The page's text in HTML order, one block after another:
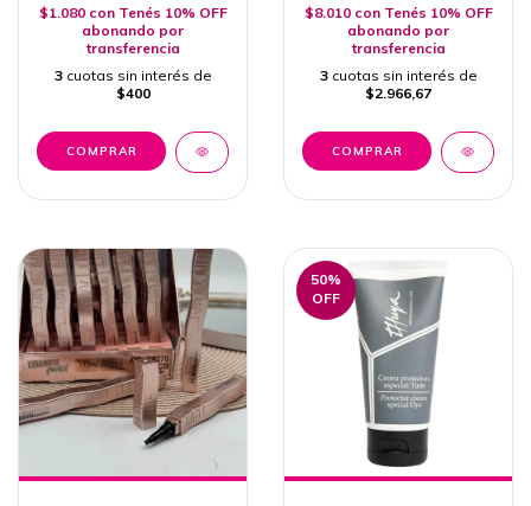
$1.080 con Tenés 10% OFF
abonando por
transferencia
3 cuotas sin interés de
$400
$8.010 con Tenés 10% OFF
abonando por
transferencia
3 cuotas sin interés de
$2.966,67
50%
OFF